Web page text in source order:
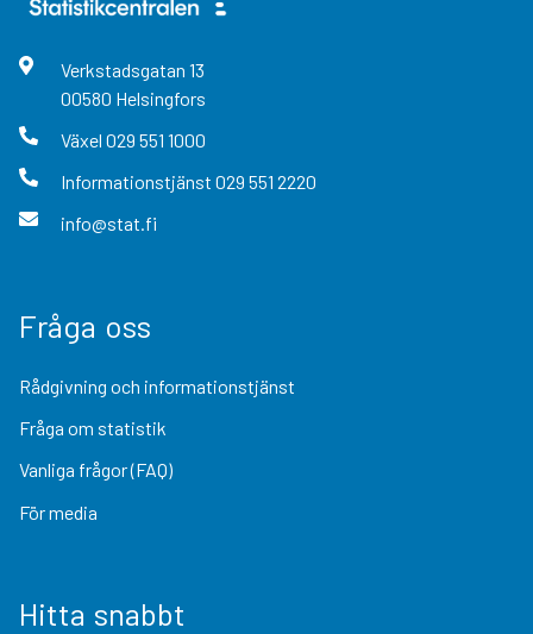
Verkstadsgatan 13
00580 Helsingfors
Växel 029 551 1000
Informationstjänst 029 551 2220
info@stat.fi
Fråga oss
Rådgivning och informationstjänst
Fråga om statistik
Vanliga frågor (FAQ)
För media
Hitta snabbt